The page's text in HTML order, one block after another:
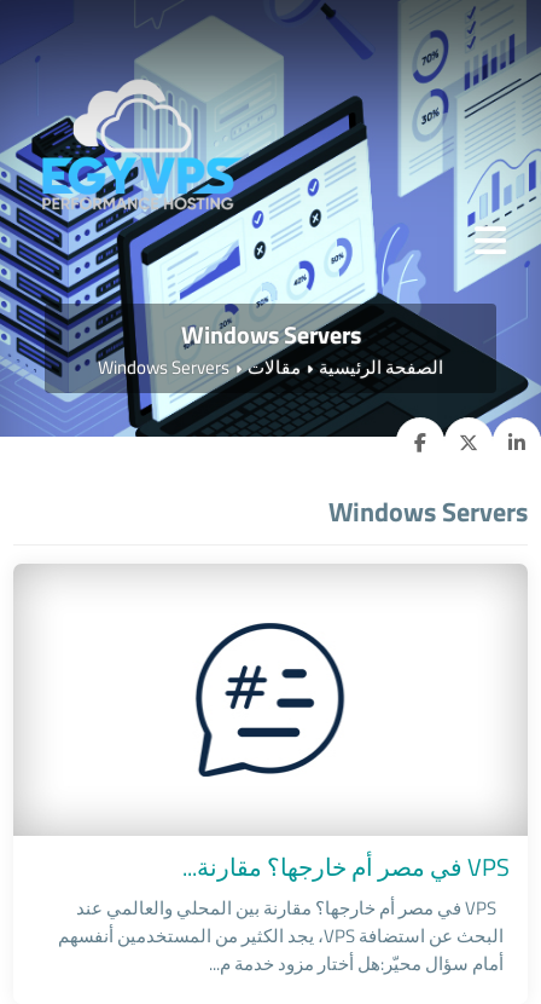
Windows Servers
الصفحة الرئيسية مقالات Windows Servers
Windows Servers
VPS في مصر أم خارجها؟ مقارنة...
VPS في مصر أم خارجها؟ مقارنة بين المحلي والعالمي عند
البحث عن استضافة VPS، يجد الكثير من المستخدمين أنفسهم
أمام سؤال محيّر:هل أختار مزود خدمة م...